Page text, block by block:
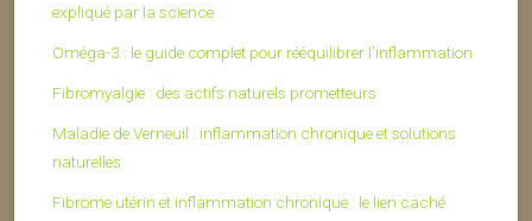
expliqué par la science
Oméga-3 : le guide complet pour rééquilibrer l’inflammation
Fibromyalgie : des actifs naturels prometteurs
Maladie de Verneuil : inflammation chronique et solutions
naturelles
Fibrome utérin et inflammation chronique : le lien caché